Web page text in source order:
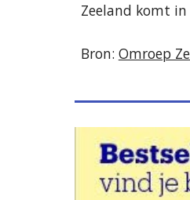
Zeeland komt
Bron: Omroep